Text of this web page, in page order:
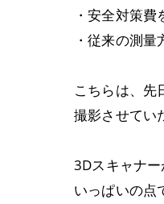
・安全対策
・従来の測
こちらは、先
撮影させてい
3Dスキャナ
いっぱいの点